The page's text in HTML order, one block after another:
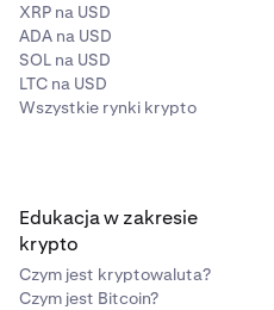
z naszą platformą i
jak nasze kontrakty
zasadami
rynku, kontrakty
XRP na USD
ADA na USD
SOL na USD
LTC na USD
Wszystkie rynki krypto
Edukacja w zakresie
krypto
Czym jest kryptowaluta?
Czym jest Bitcoin?